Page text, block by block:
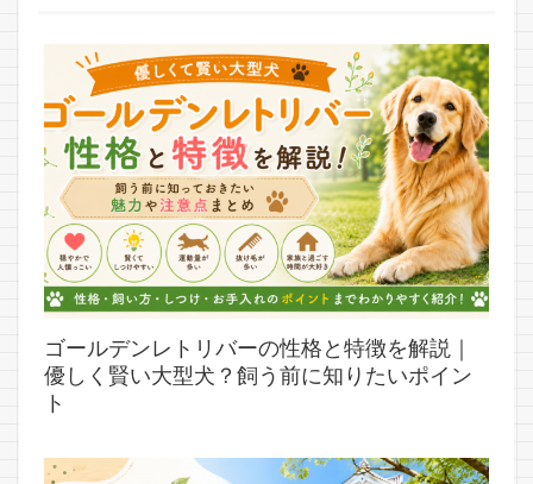
ゴールデンレトリバーの性格と特徴を解説｜
優しく賢い大型犬？飼う前に知りたいポイン
ト